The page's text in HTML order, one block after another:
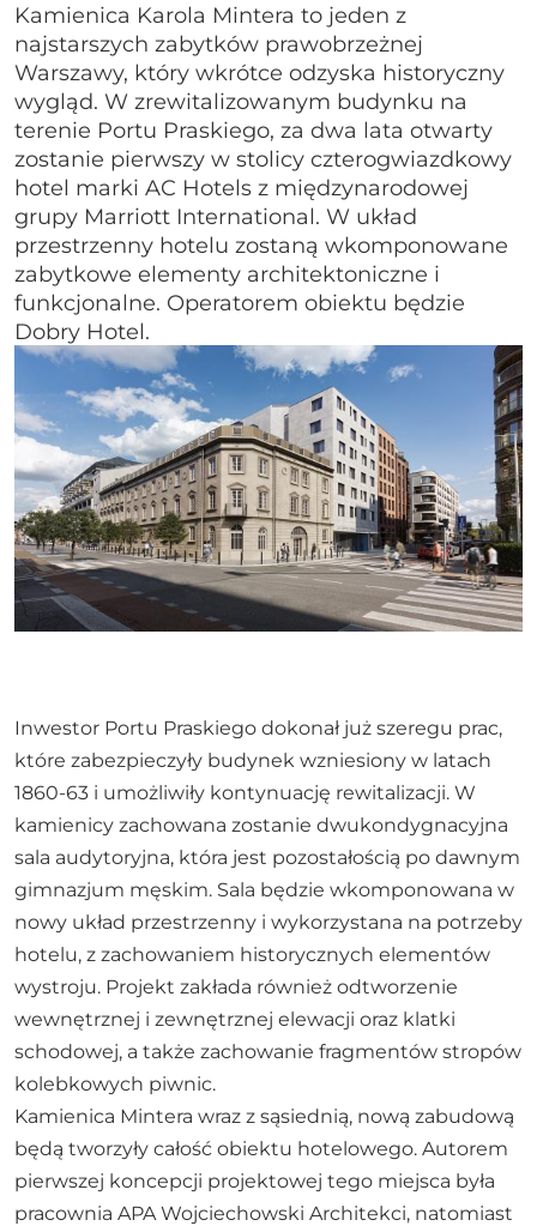
Kamienica Karola Mintera to jeden z
najstarszych zabytków prawobrzeżnej
Warszawy, który wkrótce odzyska historyczny
wygląd. W zrewitalizowanym budynku na
terenie Portu Praskiego, za dwa lata otwarty
zostanie pierwszy w stolicy czterogwiazdkowy
hotel marki AC Hotels z międzynarodowej
grupy Marriott International. W układ
przestrzenny hotelu zostaną wkomponowane
zabytkowe elementy architektoniczne i
funkcjonalne. Operatorem obiektu będzie
Dobry Hotel.
Inwestor Portu Praskiego dokonał już szeregu prac,
które zabezpieczyły budynek wzniesiony w latach
1860-63 i umożliwiły kontynuację rewitalizacji. W
kamienicy zachowana zostanie dwukondygnacyjna
sala audytoryjna, która jest pozostałością po dawnym
gimnazjum męskim. Sala będzie wkomponowana w
nowy układ przestrzenny i wykorzystana na potrzeby
hotelu, z zachowaniem historycznych elementów
wystroju. Projekt zakłada również odtworzenie
wewnętrznej i zewnętrznej elewacji oraz klatki
schodowej, a także zachowanie fragmentów stropów
kolebkowych piwnic.
Kamienica Mintera wraz z sąsiednią, nową zabudową
będą tworzyły całość obiektu hotelowego. Autorem
pierwszej koncepcji projektowej tego miejsca była
pracownia APA Wojciechowski Architekci, natomiast